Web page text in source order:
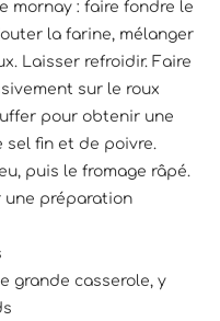
mornay : faire fondre le
la farine, mélanger
Laisser refroidir. Faire
sur le roux
pour obtenir une
sel fin et de poivre.
puis le fromage râpé.
une préparation
grande casserole, y